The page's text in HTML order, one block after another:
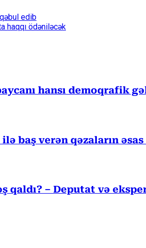
edib
haqqı ödəniləcək
hansı demoqrafik
baş verən qəzaların
qaldı? – Deputat və